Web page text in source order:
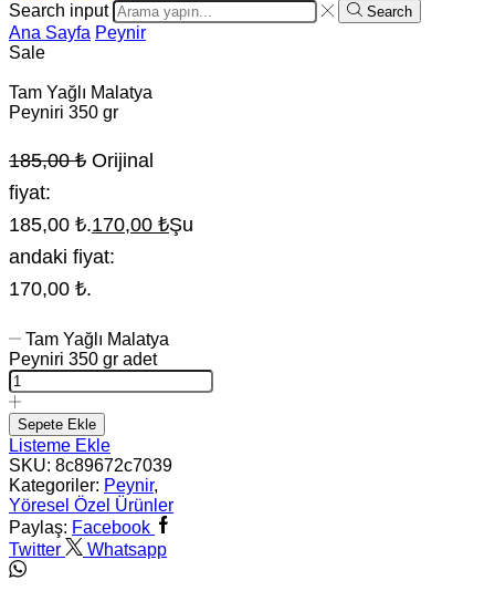
Search input
Search
Ana Sayfa Peynir
Sale
Tam Yağlı Malatya
Peyniri 350 gr
185,00₺ Orijinal
fiyat:
185,00 ₺.170,00 ₺Şu
andaki fiyat:
170,00 ₺.
Tam Yağlı Malatya
Peyniri 350 gr adet
Sepete Ekle
Listeme Ekle
SKU: 8c89672c7039
Kategoriler: Peynir,
Yöresel Özel Ürünler
Paylaş: Facebook
Twitter
Whatsapp